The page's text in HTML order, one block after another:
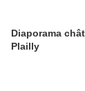
Diaporama
Plailly